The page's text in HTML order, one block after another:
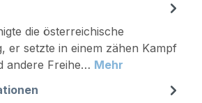
die österreichische
er setzte in einem zähen Kampf
andere Freihe… Mehr